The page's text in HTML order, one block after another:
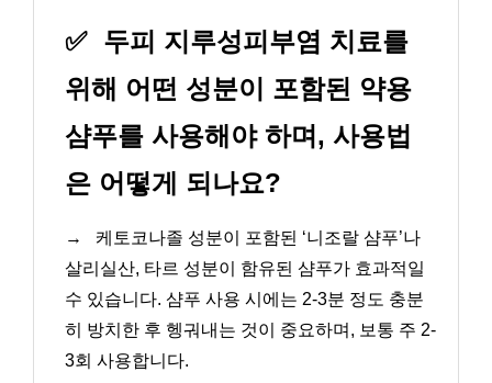
✅ 두피 지루성피부염 치료를
위해 어떤 성분이 포함된 약용
샴푸를 사용해야 하며, 사용법
은 어떻게 되나요?
→
케토코나졸 성분이 포함된 ‘니조랄 샴푸’나
살리실산, 타르 성분이 함유된 샴푸가 효과적일
수 있습니다. 샴푸 사용 시에는 2-3분 정도 충분
히 방치한 후 헹궈내는 것이 중요하며, 보통 주 2-
3회 사용합니다.